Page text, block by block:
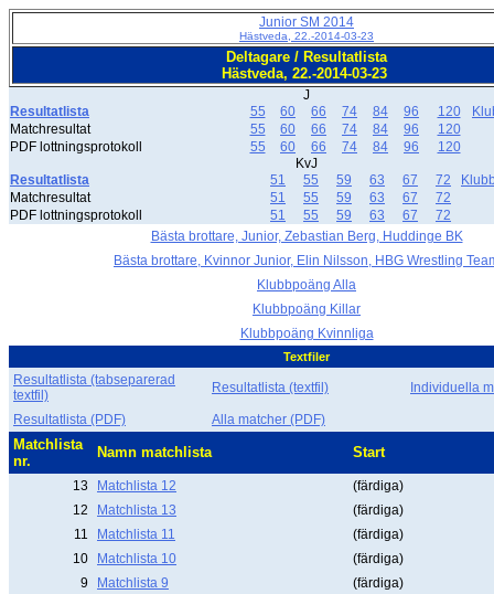
Junior SM 2014
Hästveda, 22.-2014-03-23
Deltagare / Resultatlista
Hästveda, 22.-2014-03-23
J
Resultatlista
55 60 66 74 84 96 120
Matchresultat
55 60 66 74 84 96
120
PDF lottningsprotokoll
55 60 66 74 84 96
120
KvJ
Resultatlista
51 55 59 63 67 72
Matchresultat
51 55 59 63 67
72
PDF lottningsprotokoll
51 55 59 63 67
72
Bästa brottare, Junior, Zebastian Berg, Huddinge BK
Bästa brottare, Kvinnor Junior, Elin Nilsson, HBG Wrestling
Klubbpoäng Alla
Klubbpoäng Killar
Klubbpoäng Kvinnliga
Textfiler
Resultatlista (tabseparerad
textfil)
Resultatlista (textfil) Individuella
Resultatlista (PDF) Alla matcher (PDF)
Matchlista
nr.
Namn matchlista Start
13 Matchlista 12
(färdiga)
12
Matchlista 13
(färdiga)
11
Matchlista 11
(färdiga)
10
Matchlista 10
(färdiga)
9
Matchlista 9
(färdiga)